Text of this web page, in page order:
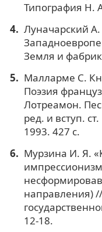
Типография Н.
Луначарский
Земля и
Малларме С.
Поэзия
Лотреамон.
ред. и вступ.
1993. 427 с.
Мурзина И. Я.
направления)
12-18.